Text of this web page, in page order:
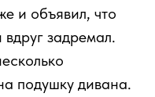
и объявил, что
задремал.
подушку дивана.